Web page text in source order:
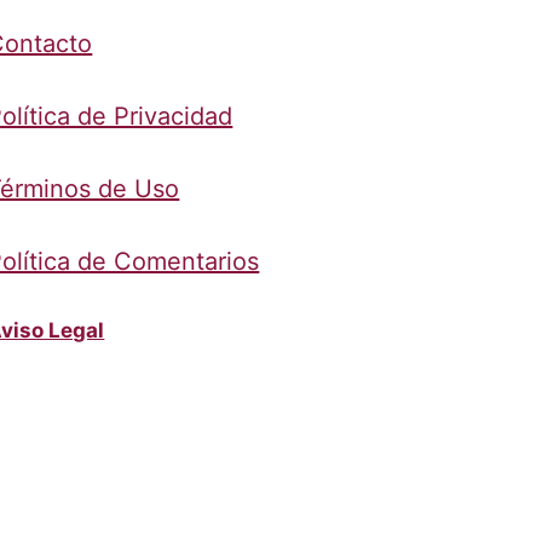
de Privacidad
de Uso
de Comentarios
Legal